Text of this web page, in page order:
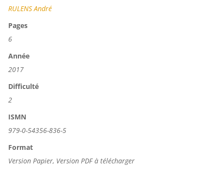
RULENS André
Pages
6
Année
2017
Difficulté
2
ISMN
979-0-54356-836-5
Format
Version Papier, Version PDF à télécharger